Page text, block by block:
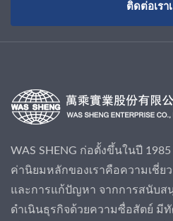
ติดต่อเรา
WAS SHENG ก่อตั้งขึ้นในปี
ค่านิยมหลักของเราคือความเชี่ย
และการแก้ปัญหา จากการสนับส
ดำเนินธุรกิจด้วยความซื่อสัตย์ มี